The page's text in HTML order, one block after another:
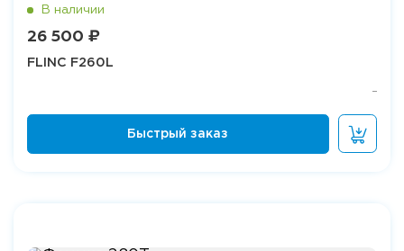
26 500 ₽
FLINC F260L